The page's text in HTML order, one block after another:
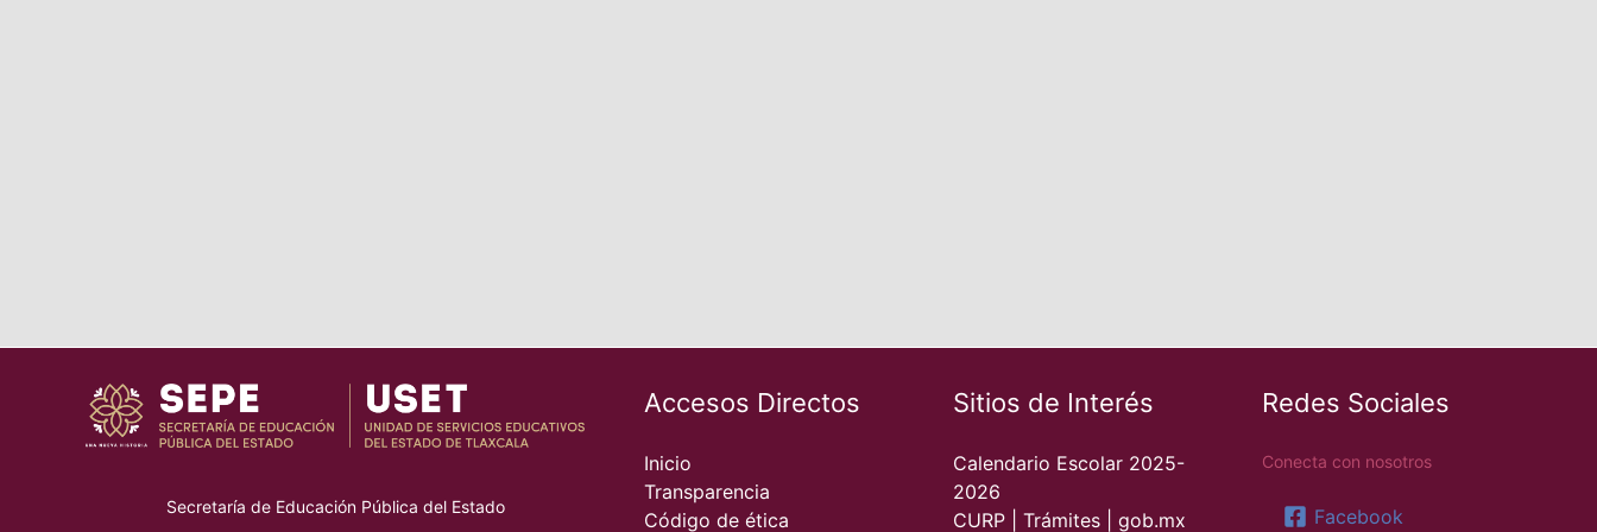
Secretaría de Educación Pública del Estado
Accesos Directos
Inicio
Transparencia
Código de ética
Sitios de Interés
Calendario Escolar 2025-
2026
CURP | Trámites | gob.mx
Redes Sociales
Conecta con nosotros
Facebook